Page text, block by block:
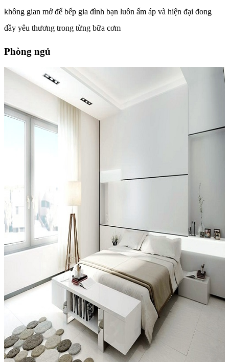
không gian mở để bếp gia đình bạn luôn ấm áp và hiện đại đong
đầy yêu thương trong từng bữa cơm
Phòng ngủ